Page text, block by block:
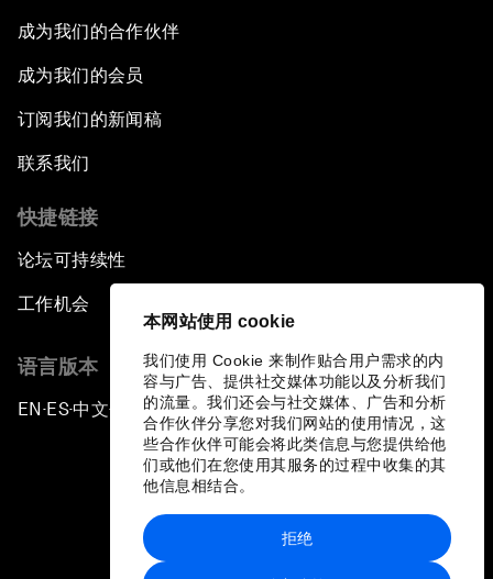
本网站使用 cookie
我们使用 Cookie 来制作贴合用户需求的内
容与广告、提供社交媒体功能以及分析我们
的流量。我们还会与社交媒体、广告和分析
合作伙伴分享您对我们网站的使用情况，这
些合作伙伴可能会将此类信息与您提供给他
们或他们在您使用其服务的过程中收集的其
他信息相结合。
拒绝
成为我们的合作伙伴
成为我们的会员
订阅我们的新闻稿
联系我们
快捷链接
论坛可持续性
工作机会
语言版本
EN ▪ES▪中文▪ 日本語